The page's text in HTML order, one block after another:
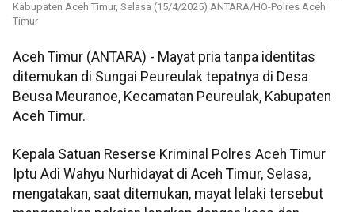
Kabupaten Aceh Timur, Selasa (15/4/2025) ANTARA/HO-Polres Aceh
Timur
Aceh Timur (ANTARA) - Mayat pria tanpa identitas
ditemukan di Sungai Peureulak tepatnya di Desa
Beusa Meuranoe, Kecamatan Peureulak, Kabupaten
Aceh Timur.
Kepala Satuan Reserse Kriminal Polres Aceh Timur
Iptu Adi Wahyu Nurhidayat di Aceh Timur, Selasa,
mengatakan, saat ditemukan, mayat lelaki tersebut